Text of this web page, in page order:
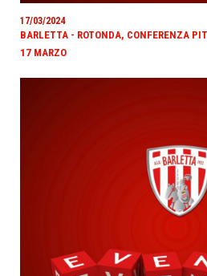
17/03/2024
BARLETTA - ROTONDA, CONFERENZA
17 MARZO